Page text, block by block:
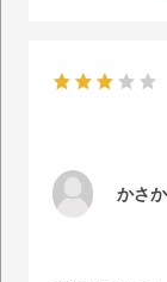
かさ